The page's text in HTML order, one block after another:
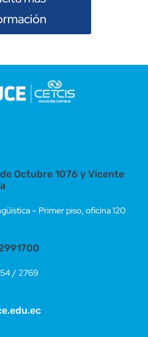
Octubre 1076 y Vicente
– Primer piso, oficina 120
/ 2769